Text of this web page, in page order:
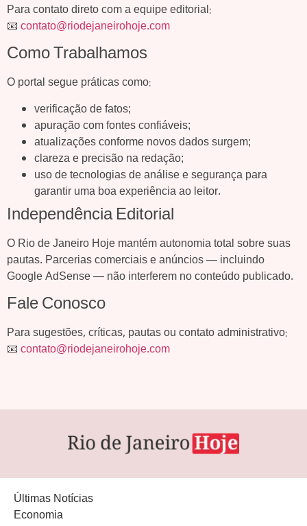
Para contato direto com a equipe editorial:
📧contato@riodejaneirohoje.com
Como Trabalhamos
O portal segue práticas como:
verificação de fatos;
apuração com fontes confiáveis;
atualizações conforme novos dados surgem;
clareza e precisão na redação;
uso de tecnologias de análise e segurança para
garantir uma boa experiência ao leitor.
Independência Editorial
O Rio de Janeiro Hoje mantém autonomia total sobre suas
pautas. Parcerias comerciais e anúncios — incluindo
Google AdSense — não interferem no conteúdo publicado.
Fale Conosco
Para sugestões, críticas, pautas ou contato administrativo:
📧contato@riodejaneirohoje.com
Últimas Notícias
Economia